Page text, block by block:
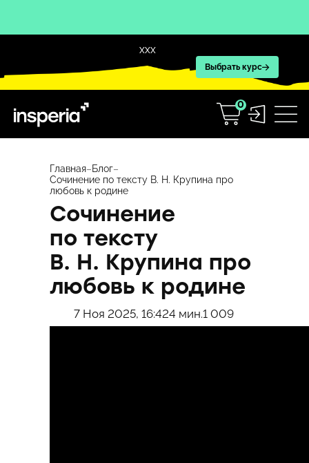
содержимому
XXX
Выбрать курс
0
Главная–Блог–
Сочинение по тексту В. Н. Крупина про
любовь к родине
Сочинение
по тексту
В. Н. Крупина про
любовь к родине
7 Ноя 2025, 16:424 мин.1 009